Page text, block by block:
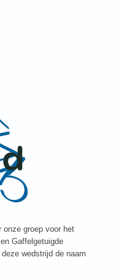
onze groep voor het
Gaffelgetuigde
wedstrijd de naam